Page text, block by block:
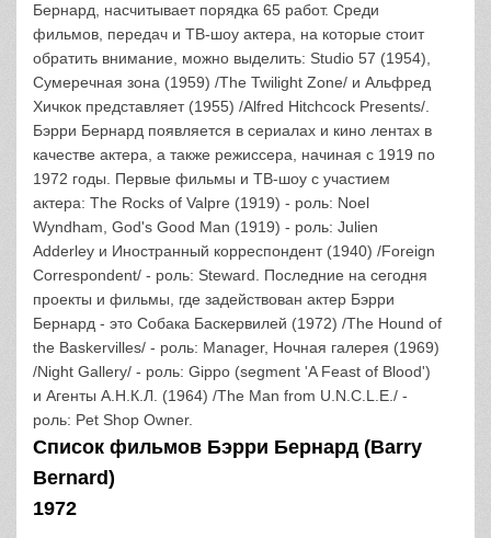
Бернард, насчитывает порядка 65 работ. Среди
фильмов, передач и ТВ-шоу актера, на которые стоит
обратить внимание, можно выделить: Studio 57 (1954),
Сумеречная зона (1959) /The Twilight Zone/ и Альфред
Хичкок представляет (1955) /Alfred Hitchcock Presents/.
Бэрри Бернард появляется в сериалах и кино лентах в
качестве актера, а также режиссера, начиная с 1919 по
1972 годы. Первые фильмы и ТВ-шоу с участием
актера: The Rocks of Valpre (1919) - роль: Noel
Wyndham, God's Good Man (1919) - роль: Julien
Adderley и Иностранный корреспондент (1940) /Foreign
Correspondent/ - роль: Steward. Последние на сегодня
проекты и фильмы, где задействован актер Бэрри
Бернард - это Собака Баскервилей (1972) /The Hound of
the Baskervilles/ - роль: Manager, Ночная галерея (1969)
/Night Gallery/ - роль: Gippo (segment 'A Feast of Blood')
и Агенты А.Н.К.Л. (1964) /The Man from U.N.C.L.E./ -
роль: Pet Shop Owner.
Список фильмов Бэрри Бернард (Barry
Bernard)
1972